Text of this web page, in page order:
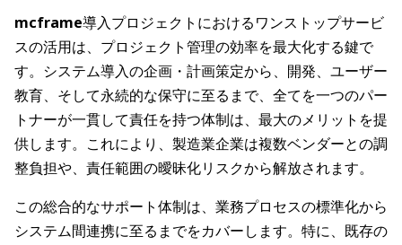
mcframe導入プロジェクトにおけるワンストップサービ
スの活用は、プロジェクト管理の効率を最大化する鍵で
す。システム導入の企画・計画策定から、開発、ユーザー
教育、そして永続的な保守に至るまで、全てを一つのパー
トナーが一貫して責任を持つ体制は、最大のメリットを提
供します。これにより、製造業企業は複数ベンダーとの調
整負担や、責任範囲の曖昧化リスクから解放されます。
この総合的なサポート体制は、業務プロセスの標準化から
システム間連携に至るまでをカバーします。特に、既存の